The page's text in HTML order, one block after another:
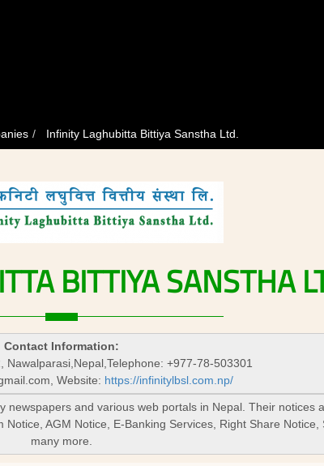
Infinity Laghubitta Bittiya Sanstha Ltd.
BITTIYASANSTHA
Contact Information:
Nawalparasi,Nepal,Telephone: +977-78-503301
, Website: https://infinitylbsl.com.np/
and various web portals in Nepal. Their notices
AGM Notice, E-Banking Services, Right Share
many more.